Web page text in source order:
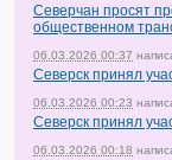
Северчан просят
общественном
06.03.2026 00:37
Северск принял
06.03.2026 00:23
Северск принял
06.03.2026 00:18